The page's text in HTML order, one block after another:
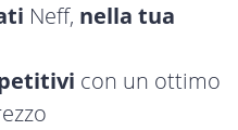
Neff, nella tua
con un ottimo